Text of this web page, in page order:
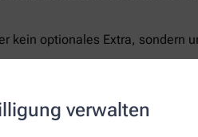
verwalten
optionales Extra, sondern